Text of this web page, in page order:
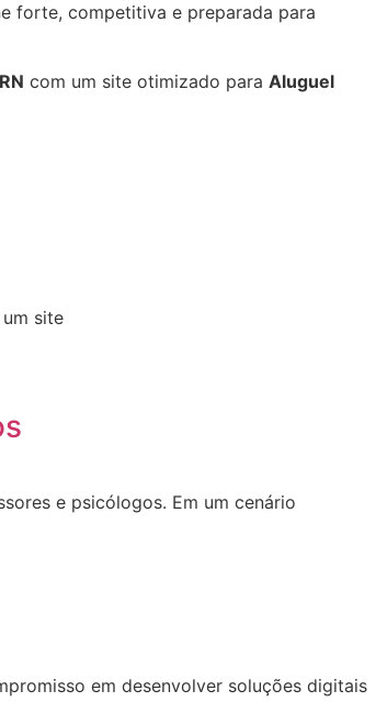
forte, competitiva e preparada para
com um site otimizado para Aluguel
site
e psicólogos. Em um cenário
em desenvolver soluções digitais